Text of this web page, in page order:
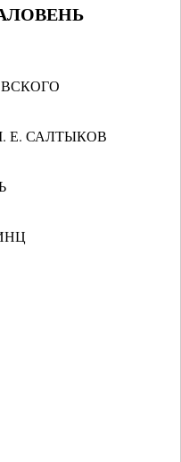
Е. САЛТЫКОВ